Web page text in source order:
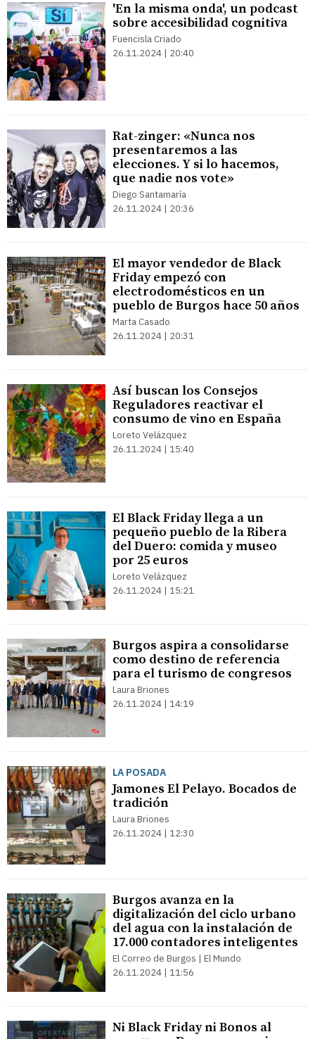
'En la misma onda', un podcast
sobre accesibilidad cognitiva
Fuencisla Criado
26.11.2024 | 20:40
Rat-zinger: «Nunca nos
presentaremos a las
elecciones. Y si lo hacemos,
que nadie nos vote»
Diego Santamaría
26.11.2024 | 20:36
El mayor vendedor de Black
Friday empezó con
electrodomésticos en un
pueblo de Burgos hace 50 años
Marta Casado
26.11.2024 | 20:31
Así buscan los Consejos
Reguladores reactivar el
consumo de vino en España
Loreto Velázquez
26.11.2024 | 15:40
El Black Friday llega a un
pequeño pueblo de la Ribera
del Duero: comida y museo
por 25 euros
Loreto Velázquez
26.11.2024 | 15:21
Burgos aspira a consolidarse
como destino de referencia
para el turismo de congresos
Laura Briones
26.11.2024 | 14:19
LA POSADA
Jamones El Pelayo. Bocados de
tradición
Laura Briones
26.11.2024 | 12:30
Burgos avanza en la
digitalización del ciclo urbano
del agua con la instalación de
17.000 contadores inteligentes
El Correo de Burgos | El Mundo
26.11.2024 | 11:56
Ni Black Friday ni Bonos al